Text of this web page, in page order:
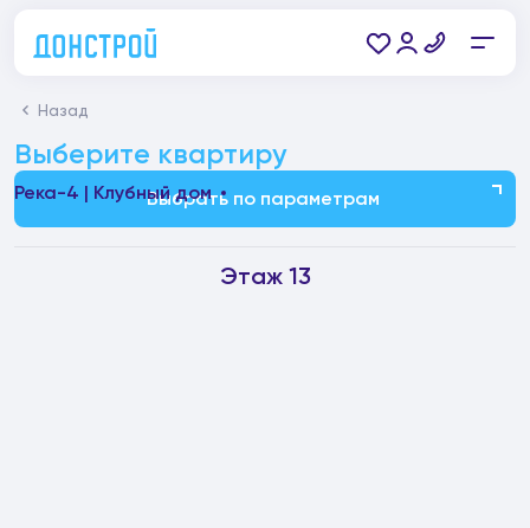
Назад
Выберите квартиру
Выбрать по параметрам
Река-4 | Клубный дом
Этаж 13